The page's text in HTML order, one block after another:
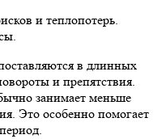
и теплопотерь.
в длинных
и препятствия.
занимает меньше
Это особенно помогает